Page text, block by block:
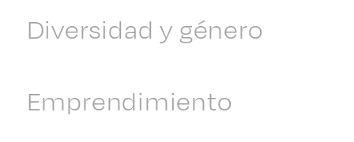
Diversidad y género
Emprendimiento